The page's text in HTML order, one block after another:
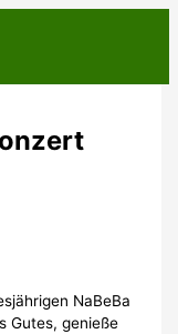
NaBeBa
Gutes, genieße